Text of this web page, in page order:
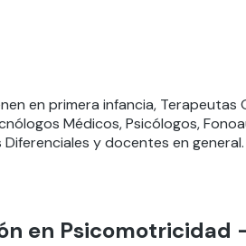
en primera infancia,
Médicos, Psicólogos,
y docentes en general.
en Psicomotricidad